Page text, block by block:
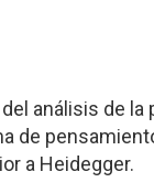
análisis de
de
a Heidegger.